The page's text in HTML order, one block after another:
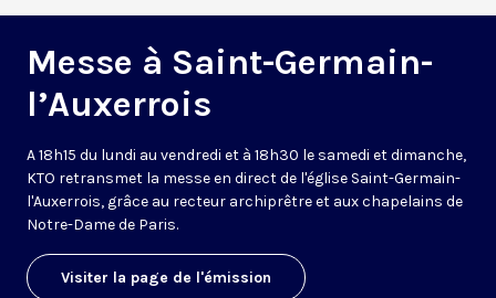
Messe à Saint-Germain-
l’Auxerrois
A 18h15 du lundi au vendredi et à 18h30 le samedi et dimanche,
KTO retransmet la messe en direct de l'église Saint-Germain-
l'Auxerrois, grâce au recteur archiprêtre et aux chapelains de
Notre-Dame de Paris.
Visiter la page de l'émission